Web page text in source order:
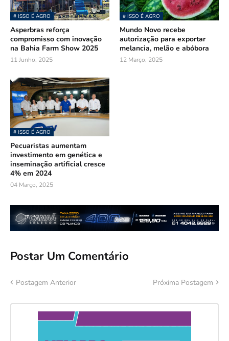
# ISSO É AGRO
Asperbras reforça
compromisso com inovação
na Bahia Farm Show 2025
11 Junho, 2025
# ISSO É AGRO
Mundo Novo recebe
autorização para exportar
melancia, melão e abóbora
12 Março, 2025
# ISSO É AGRO
Pecuaristas aumentam
investimento em genética e
inseminação artificial cresce
4% em 2024
04 Março, 2025
Postar Um Comentário
Postagem Anterior Próxima Postagem